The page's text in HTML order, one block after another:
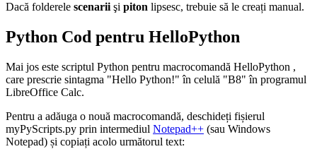
Dacă folderele scenarii şi piton lipsesc, trebuie să le creați manual.
Python Cod pentru HelloPython
Mai jos este scriptul Python pentru macrocomandă HelloPython ,
care prescrie sintagma "Hello Python!" în celulă "B8" în programul
LibreOffice Calc.
Pentru a adăuga o nouă macrocomandă, deschideți fișierul
myPyScripts.py prin intermediul Notepad++ (sau Windows
Notepad) și copiați acolo următorul text: